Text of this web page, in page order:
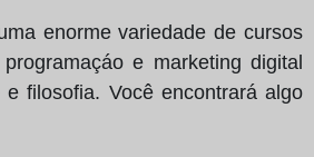
enorme variedade de cursos
e marketing digital
filosofia. Você encontrará algo